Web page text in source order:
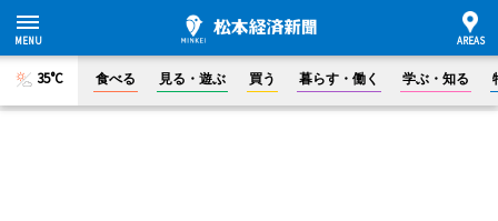
35°C 食べる 見る・遊ぶ 買う 暮らす・働く 学ぶ・知る